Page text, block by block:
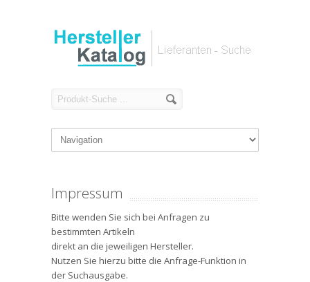
Impressum
Bitte wenden Sie sich bei Anfragen zu
bestimmten Artikeln
direkt an die jeweiligen Hersteller.
Nutzen Sie hierzu bitte die Anfrage-Funktion in
der Suchausgabe.